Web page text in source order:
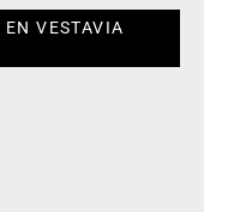
VESTAVIA